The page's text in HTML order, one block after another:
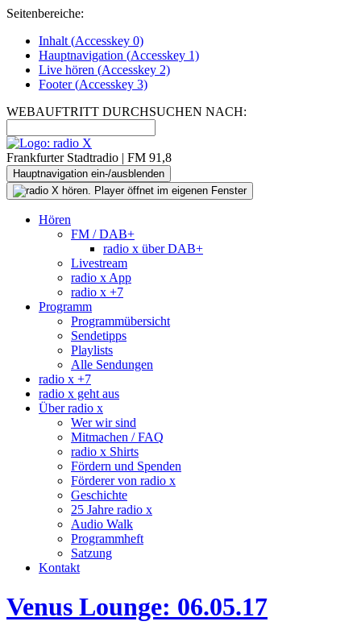
Seitenbereiche:
Inhalt (Accesskey 0)
Hauptnavigation (Accesskey 1)
Live hören (Accesskey 2)
Footer(Accesskey 3)
WEBAUFTRITT DURCHSUCHEN NACH:
Frankfurter Stadtradio | FM 91,8
Hauptnavigation ein-/ausblenden
Hören
FM / DAB+
radio x über DAB+
Livestream
radio x App
radio x +7
Programm
Programmübersicht
Sendetipps
Playlists
Alle Sendungen
radio x +7
radio x geht aus
Über radio x
Wer wir sind
Mitmachen / FAQ
radio x Shirts
Fördern und Spenden
Förderer von radio x
Geschichte
25 Jahre radio x
Audio Walk
Programmheft
Satzung
Kontakt
Venus Lounge: 06.05.17